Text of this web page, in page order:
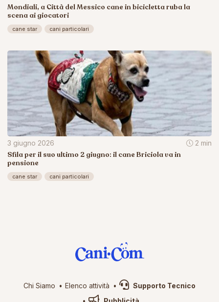
Mondiali, a Città del Messico cane in bicicletta ruba la
scena ai giocatori
cane star cani particolari
3 giugno 2026 2 min
Sfila per il suo ultimo 2 giugno: il cane Briciola va in
pensione
cane star cani particolari
Chi Siamo Elenco attività
Supporto Tecnico